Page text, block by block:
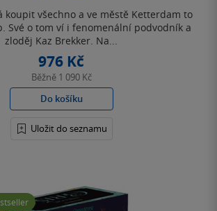
koupit všechno a ve městě Ketterdam to
Své o tom ví i fenomenální podvodník a
zloděj Kaz Brekker. Na...
976 Kč
Běžně 1 090 Kč
Do košíku
Uložit do seznamu